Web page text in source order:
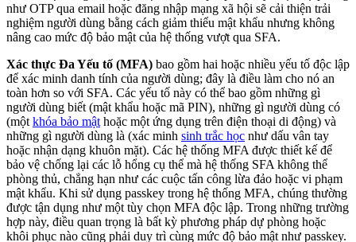
như OTP qua email hoặc đăng nhập mạng xã hội sẽ cải thiện trải
nghiệm người dùng bằng cách giảm thiểu mật khẩu nhưng không
nâng cao mức độ bảo mật của hệ thống vượt qua SFA.
Xác thực Đa Yếu tố (MFA) bao gồm hai hoặc nhiều yếu tố độc lập
để xác minh danh tính của người dùng; đây là điều làm cho nó an
toàn hơn so với SFA. Các yếu tố này có thể bao gồm những gì
người dùng biết (mật khẩu hoặc mã PIN), những gì người dùng có
(một khóa bảo mật hoặc một ứng dụng trên điện thoại di động) và
những gì người dùng là (xác minh sinh trắc học như dấu vân tay
hoặc nhận dạng khuôn mặt). Các hệ thống MFA được thiết kế để
bảo vệ chống lại các lỗ hổng cụ thể mà hệ thống SFA không thể
phòng thủ, chẳng hạn như các cuộc tấn công lừa đảo hoặc vi phạm
mật khẩu. Khi sử dụng passkey trong hệ thống MFA, chúng thường
được tận dụng như một tùy chọn MFA độc lập. Trong những trường
hợp này, điều quan trọng là bất kỳ phương pháp dự phòng hoặc
khôi phục nào cũng phải duy trì cùng mức độ bảo mật như passkey.